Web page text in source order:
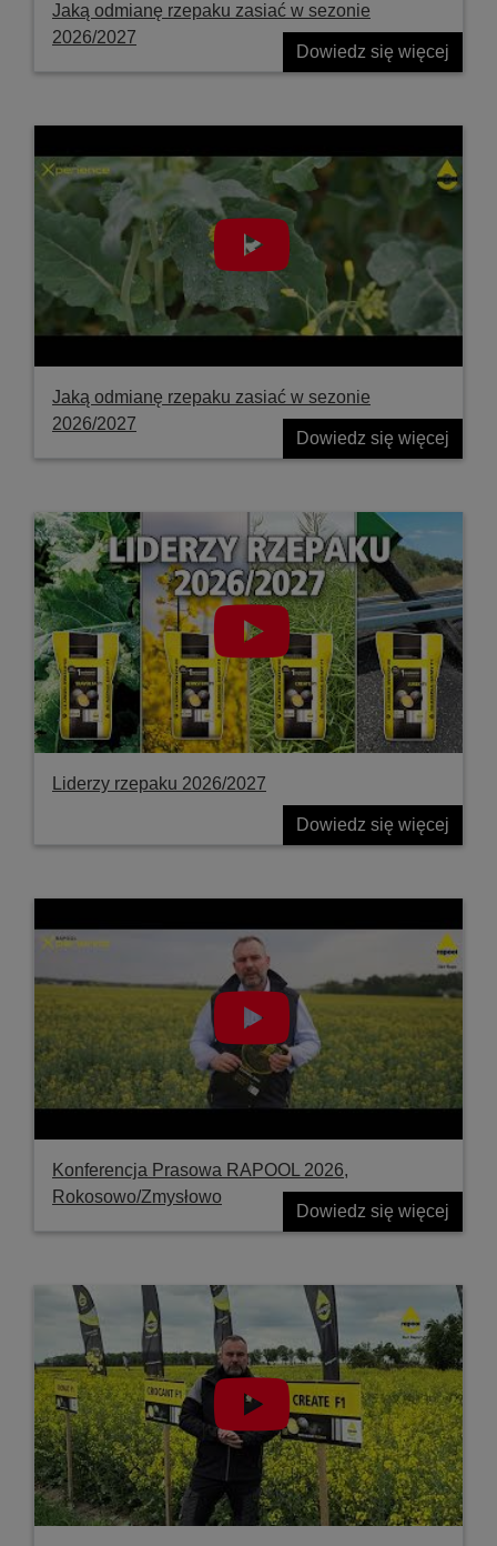
Jaką odmianę rzepaku zasiać w sezonie
2026/2027
Dowiedz się więcej
Jaką odmianę rzepaku zasiać w sezonie
2026/2027
Dowiedz się więcej
Liderzy rzepaku 2026/2027
Dowiedz się więcej
Konferencja Prasowa RAPOOL 2026,
Rokosowo/Zmysłowo
Dowiedz się więcej